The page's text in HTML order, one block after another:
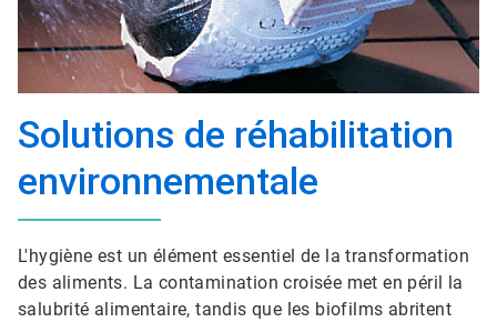
Solutions de réhabilitation
environnementale
L'hygiène est un élément essentiel de la transformation
des aliments.​​​​​​​ La contamination croisée met en péril la
salubrité alimentaire, tandis que les biofilms abritent